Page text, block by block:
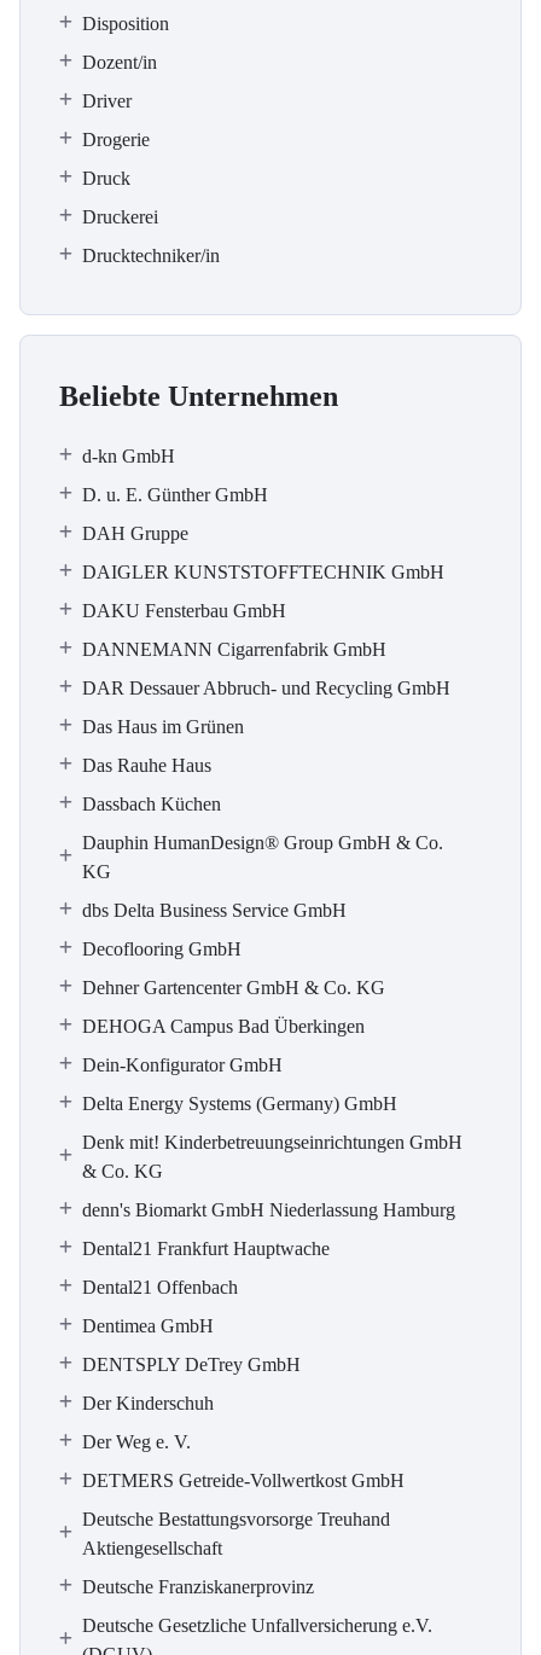
Disposition
Dozent/in
Driver
Drogerie
Druck
Druckerei
Drucktechniker/in
Beliebte Unternehmen
d-kn GmbH
D. u. E. Günther GmbH
DAH Gruppe
DAIGLER KUNSTSTOFFTECHNIK GmbH
DAKU Fensterbau GmbH
DANNEMANN Cigarrenfabrik GmbH
DAR Dessauer Abbruch- und Recycling GmbH
Das Haus im Grünen
Das Rauhe Haus
Dassbach Küchen
Dauphin HumanDesign® Group GmbH & Co.
KG
dbs Delta Business Service GmbH
Decoflooring GmbH
Dehner Gartencenter GmbH & Co. KG
DEHOGA Campus Bad Überkingen
Dein-Konfigurator GmbH
Delta Energy Systems (Germany) GmbH
Denk mit! Kinderbetreuungseinrichtungen GmbH
& Co. KG
denn's Biomarkt GmbH Niederlassung Hamburg
Dental21 Frankfurt Hauptwache
Dental21 Offenbach
Dentimea GmbH
DENTSPLY DeTrey GmbH
Der Kinderschuh
Der Weg e. V.
DETMERS Getreide-Vollwertkost GmbH
Deutsche Bestattungsvorsorge Treuhand
Aktiengesellschaft
Deutsche Franziskanerprovinz
Deutsche Gesetzliche Unfallversicherung e.V.